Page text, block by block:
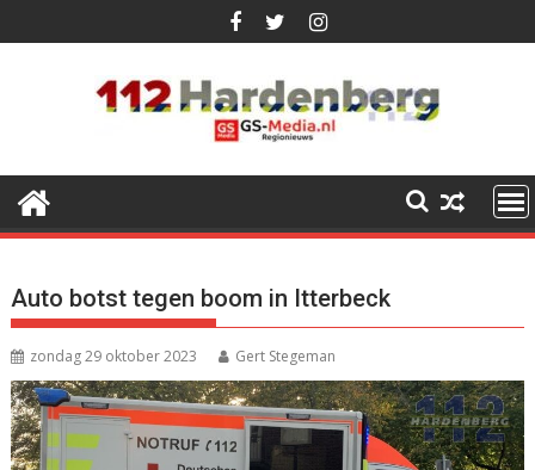
naar
Auto botst tegen boom in Itterbeck
zondag 29 oktober 2023 Gert Stegeman